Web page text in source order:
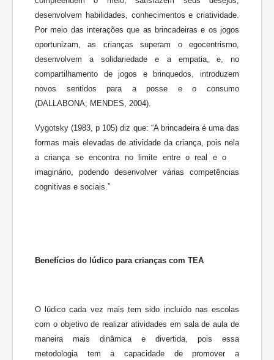
desenvolvem habilidades, conhecimentos e criatividade.
Por meio das interações que as brincadeiras e os jogos
oportunizam, as crianças superam o egocentrismo,
desenvolvem a solidariedade e a empatia, e, no
compartilhamento de jogos e brinquedos, introduzem
novos sentidos para a posse e o consumo
(DALLABONA; MENDES, 2004).
Vygotsky (1983, p 105) diz que: “A brincadeira é uma das
formas mais elevadas de atividade da criança, pois nela
a criança se encontra no limite entre o real e o
imaginário, podendo desenvolver várias competências
cognitivas e sociais.”
Benefícios do lúdico para crianças com TEA
O lúdico cada vez mais tem sido incluído nas escolas
com o objetivo de realizar atividades em sala de aula de
maneira mais dinâmica e divertida, pois essa
metodologia tem a capacidade de promover a